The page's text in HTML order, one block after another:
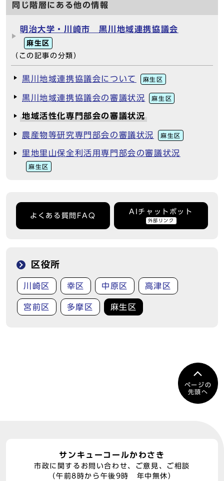
同じ階層にある他の情報
明治大学・川崎市 黒川地域連携協議会
麻生区
（この記事の分類）
黒川地域連携協議会について 麻生区
黒川地域連携協議会の審議状況 麻生区
地域活性化専門部会の審議状況
農産物等研究専門部会の審議状況 麻生区
里地里山保全利活用専門部会の審議状況
麻生区
よくある質問FAQ
AIチャットボット
外部リンク
区役所
川崎区 幸区 中原区 高津区
宮前区 多摩区 麻生区
ページの
先頭へ
サンキューコールかわさき
市政に関するお問い合わせ、ご意見、ご相談
（午前8時から午後9時 年中無休）